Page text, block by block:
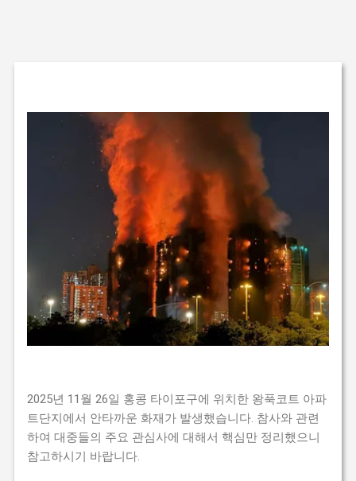
2025년 11월 26일 홍콩 타이포구에 위치한 왕푹코트 아파
트단지에서 안타까운 화재가 발생했습니다. 참사와 관련
하여 대중들의 주요 관심사에 대해서 핵심만 정리했으니
참고하시기 바랍니다.